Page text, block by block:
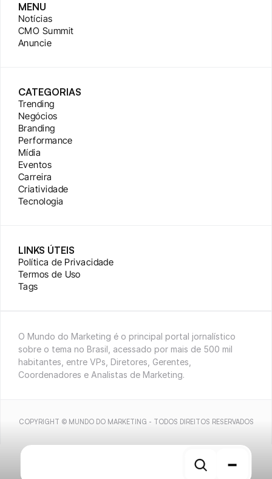
MENU
Notícias
CMO Summit
Anuncie
CATEGORIAS
Trending
Negócios
Branding
Performance
Mídia
Eventos
Carreira
Criatividade
Tecnologia
LINKS ÚTEIS
Política de Privacidade
Termos de Uso
Tags
O Mundo do Marketing é o principal portal jornalístico
sobre o tema no Brasil, acessado por mais de 500 mil
habitantes, entre VPs, Diretores, Gerentes,
Coordenadores e Analistas de Marketing.
COPYRIGHT © MUNDO DO MARKETING - TODOS DIREITOS RESERVADOS